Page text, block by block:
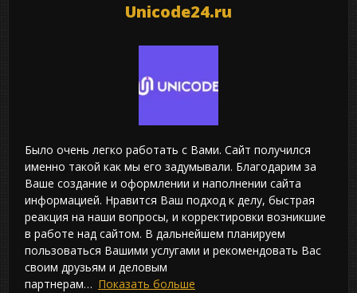
Unicode24.ru
Было очень легко работать с Вами. Сайт получился
именно такой как мы его задумывали. Благодарим за
Ваше создание и оформлении и наполнении сайта
информацией. Нравится Ваш подход к делу, быстрая
реакция на наши вопросы, и корректировки возникшие
в работе над сайтом. В дальнейшем планируем
пользоваться Вашими услугами и рекомендовать Вас
своим друзьям и деловым
партнерам
Показать больше